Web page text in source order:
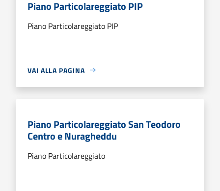
Piano Particolareggiato PIP
Piano Particolareggiato PIP
VAI ALLA PAGINA
Piano Particolareggiato San Teodoro
Centro e Nuragheddu
Piano Particolareggiato